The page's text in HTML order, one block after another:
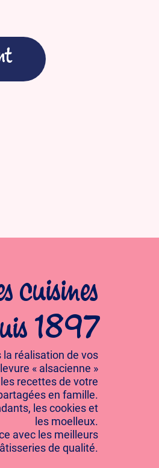
cuisines
1897
la réalisation de vos
« alsacienne »
recettes de votre
en famille.
les cookies et
les moelleux.
avec les meilleurs
de qualité.